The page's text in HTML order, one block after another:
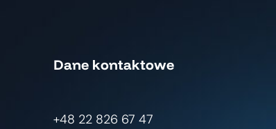
Dane kontaktowe
+48 22 826 67 47